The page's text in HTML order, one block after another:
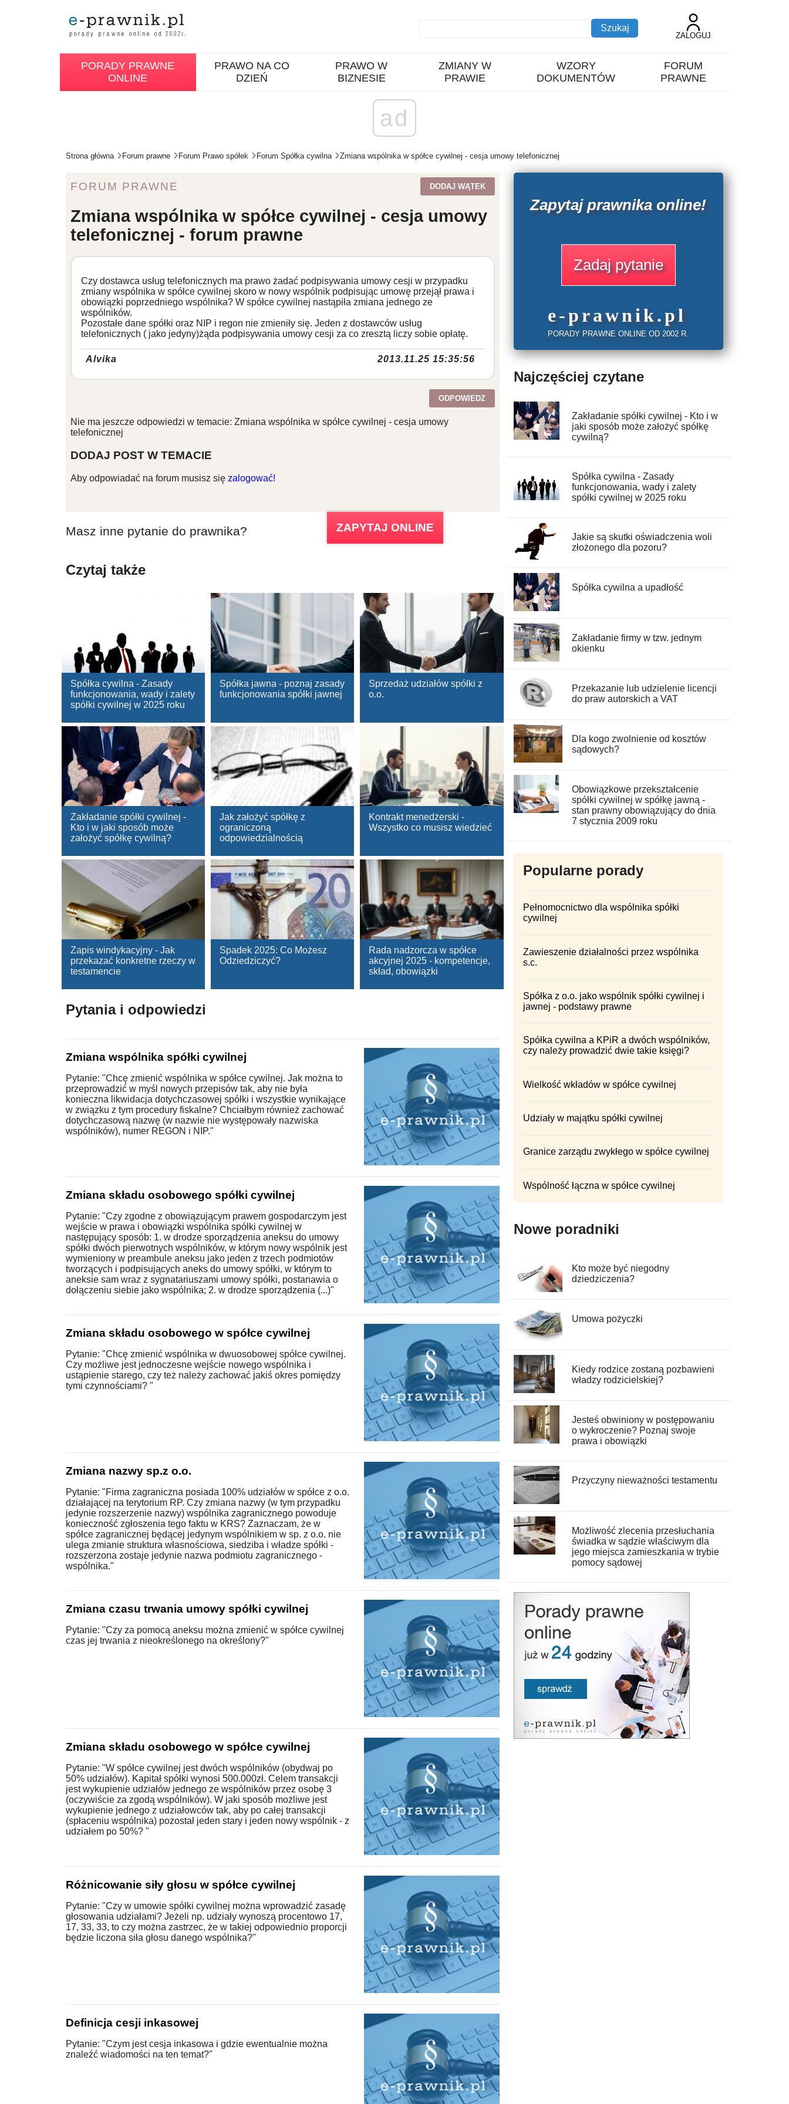
ZALOGUJ
PORADY PRAWNE
ONLINE
PRAWO NA CO
DZIEŃ
PRAWO W
BIZNESIE
ZMIANY W
PRAWIE
WZORY
DOKUMENTÓW
FORUM
PRAWNE
ad
Strona główna Forum prawne Forum Prawo spółek Forum Spółka cywilna Zmiana wspólnika w spółce cywilnej - cesja umowy telefonicznej
FORUM PRAWNE DODAJ WĄTEK
Zmiana wspólnika w spółce cywilnej - cesja umowy
telefonicznej - forum prawne
Czy dostawca usług telefonicznych ma prawo żadać podpisywania umowy cesji w przypadku
zmiany wspólnika w spółce cywilnej skoro w nowy wspólnik podpisując umowę przejął prawa i
obowiązki poprzedniego wspólnika? W spółce cywilnej nastąpiła zmiana jednego ze
wspólników.
Pozostałe dane spółki oraz NIP i regon nie zmieniły się. Jeden z dostawców usług
telefonicznych ( jako jedyny)żąda podpisywania umowy cesji za co zresztą liczy sobie opłatę.
Alvika 2013.11.25 15:35:56
ODPOWIEDZ
Nie ma jeszcze odpowiedzi w temacie: Zmiana wspólnika w spółce cywilnej - cesja umowy
telefonicznej
DODAJ POST W TEMACIE
Aby odpowiadać na forum musisz się zalogować!
Masz inne pytanie do prawnika? ZAPYTAJ ONLINE
Czytaj także
Spółka cywilna - Zasady
funkcjonowania, wady i zalety
spółki cywilnej w 2025 roku
Spółka jawna - poznaj zasady
funkcjonowania spółki jawnej
Sprzedaż udziałów spółki z
o.o.
Zakładanie spółki cywilnej -
Kto i w jaki sposób może
założyć spółkę cywilną?
Jak założyć spółkę z
ograniczoną
odpowiedzialnością
Kontrakt menedżerski -
Wszystko co musisz wiedzieć
Zapis windykacyjny - Jak
przekazać konkretne rzeczy w
testamencie
Spadek 2025: Co Możesz
Odziedziczyć?
Rada nadzorcza w spółce
akcyjnej 2025 - kompetencje,
skład, obowiązki
Pytania i odpowiedzi
Zmiana wspólnika spółki cywilnej
Pytanie: "Chcę zmienić wspólnika w spółce cywilnej. Jak można to
przeprowadzić w myśl nowych przepisów tak, aby nie była
konieczna likwidacja dotychczasowej spółki i wszystkie wynikające
w związku z tym procedury fiskalne? Chciałbym również zachować
dotychczasową nazwę (w nazwie nie występowały nazwiska
wspólników), numer REGON i NIP."
Zmiana składu osobowego spółki cywilnej
Pytanie: "Czy zgodne z obowiązującym prawem gospodarczym jest
wejście w prawa i obowiązki wspólnika spółki cywilnej w
następujący sposób: 1. w drodze sporządzenia aneksu do umowy
spółki dwóch pierwotnych wspólników, w którym nowy wspólnik jest
wymieniony w preambule aneksu jako jeden z trzech podmiotów
tworzących i podpisujących aneks do umowy spółki, w którym to
aneksie sam wraz z sygnatariuszami umowy spółki, postanawia o
dołączeniu siebie jako wspólnika; 2. w drodze sporządzenia (...)"
Zmiana składu osobowego w spółce cywilnej
Pytanie: "Chcę zmienić wspólnika w dwuosobowej spółce cywilnej.
Czy możliwe jest jednoczesne wejście nowego wspólnika i
ustąpienie starego, czy też należy zachować jakiś okres pomiędzy
tymi czynnościami? "
Zmiana nazwy sp.z o.o.
Pytanie: "Firma zagraniczna posiada 100% udziałów w spółce z o.o.
działającej na terytorium RP. Czy zmiana nazwy (w tym przypadku
jedynie rozszerzenie nazwy) wspólnika zagranicznego powoduje
konieczność zgłoszenia tego faktu w KRS? Zaznaczam, że w
spółce zagranicznej będącej jedynym wspólnikiem w sp. z o.o. nie
ulega zmianie struktura własnościowa, siedziba i władze spółki -
rozszerzona zostaje jedynie nazwa podmiotu zagranicznego -
wspólnika."
Zmiana czasu trwania umowy spółki cywilnej
Pytanie: "Czy za pomocą aneksu można zmienić w spółce cywilnej
czas jej trwania z nieokreślonego na określony?"
Zmiana składu osobowego w spółce cywilnej
Pytanie: "W spółce cywilnej jest dwóch wspólników (obydwaj po
50% udziałów). Kapitał spółki wynosi 500.000zł. Celem transakcji
jest wykupienie udziałów jednego ze wspólników przez osobę 3
(oczywiście za zgodą wspólników). W jaki sposób możliwe jest
wykupienie jednego z udziałowców tak, aby po całej transakcji
(spłaceniu wspólnika) pozostał jeden stary i jeden nowy wspólnik - z
udziałem po 50%? "
Różnicowanie siły głosu w spółce cywilnej
Pytanie: "Czy w umowie spółki cywilnej można wprowadzić zasadę
głosowania udziałami? Jeżeli np. udziały wynoszą procentowo 17,
17, 33, 33, to czy można zastrzec, że w takiej odpowiednio proporcji
będzie liczona siła głosu danego wspólnika?"
Definicja cesji inkasowej
Pytanie: "Czym jest cesja inkasowa i gdzie ewentualnie można
znaleźć wiadomości na ten temat?"
Zapytaj prawnika online!
Zadaj pytanie
e-prawnik.pl
PORADY PRAWNE ONLINE OD 2002 R.
Najczęściej czytane
Zakładanie spółki cywilnej - Kto i w
jaki sposób może założyć spółkę
cywilną?
Spółka cywilna - Zasady
funkcjonowania, wady i zalety
spółki cywilnej w 2025 roku
Jakie są skutki oświadczenia woli
złożonego dla pozoru?
Spółka cywilna a upadłość
Zakładanie firmy w tzw. jednym
okienku
Przekazanie lub udzielenie licencji
do praw autorskich a VAT
Dla kogo zwolnienie od kosztów
sądowych?
Obowiązkowe przekształcenie
spółki cywilnej w spółkę jawną -
stan prawny obowiązujący do dnia
7 stycznia 2009 roku
Popularne porady
Pełnomocnictwo dla wspólnika spółki
cywilnej
Zawieszenie działalności przez wspólnika
s.c.
Spółka z o.o. jako wspólnik spółki cywilnej i
jawnej - podstawy prawne
Spółka cywilna a KPiR a dwóch wspólników,
czy należy prowadzić dwie takie księgi?
Wielkość wkładów w spółce cywilnej
Udziały w majątku spółki cywilnej
Granice zarządu zwykłego w spółce cywilnej
Wspólność łączna w spółce cywilnej
Nowe poradniki
Kto może być niegodny
dziedziczenia?
Umowa pożyczki
Kiedy rodzice zostaną pozbawieni
władzy rodzicielskiej?
Jesteś obwiniony w postępowaniu
o wykroczenie? Poznaj swoje
prawa i obowiązki
Przyczyny nieważności testamentu
Możliwość zlecenia przesłuchania
świadka w sądzie właściwym dla
jego miejsca zamieszkania w trybie
pomocy sądowej